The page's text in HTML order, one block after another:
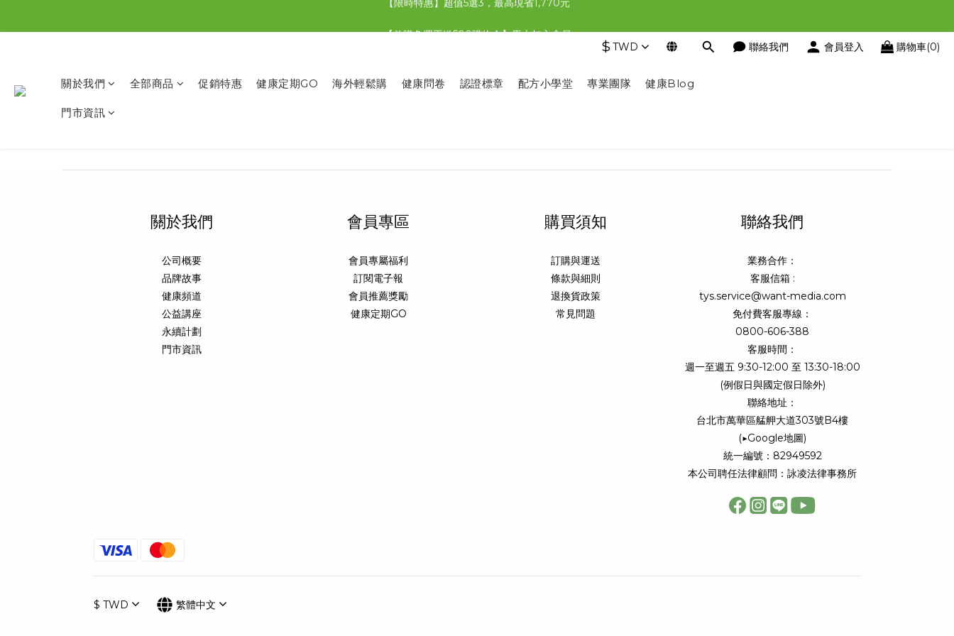
【首購免運再送500購物金】馬上加入會員
$ TWD 聯絡我們 會員登入 購物車(0)
關於我們 全部商品 促銷特惠 健康定期GO 海外輕鬆購 健康問卷 認證標章 配方小學堂 專業團隊 健康Blog
門市資訊
關於我們
公司概要
品牌故事
健康頻道
公益講座
永續計劃
門市資訊
會員專區
會員專屬福利
訂閱電子報
會員推薦獎勵
健康定期GO
購買須知
訂購與運送
條款與細則
退換貨政策
常見問題
聯絡我們
業務合作：
客服信箱 :
tys.service@want-media.com
免付費客服專線：
0800-606-388
客服時間：
週一至週五 9:30-12:00 至 13:30-18:00
(例假日與國定假日除外)
聯絡地址：
台北市萬華區艋舺大道303號B4樓
(▶Google地圖)
統一編號：82949592
本公司聘任法律顧問：詠凌法律事務所
$ TWD 繁體中文